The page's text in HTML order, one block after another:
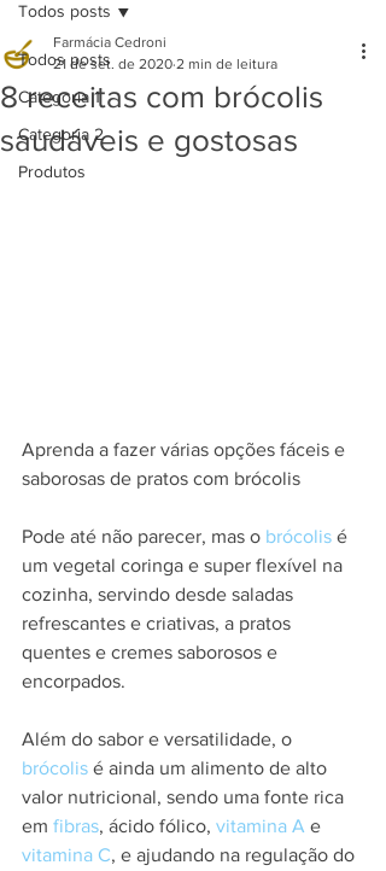
Todos posts
Categoria 1
Categoria 2
Produtos
Todos posts
8 receitas com brócolis
saudáveis e gostosas
Farmácia Cedroni
21 de set. de 2020 2 min de leitura
Aprenda a fazer várias opções fáceis e
saborosas de pratos com brócolis
Pode até não parecer, mas o brócolis é
um vegetal coringa e super flexível na
cozinha, servindo desde saladas
refrescantes e criativas, a pratos
quentes e cremes saborosos e
encorpados.
Além do sabor e versatilidade, o
brócolis é ainda um alimento de alto
valor nutricional, sendo uma fonte rica
em fibras, ácido fólico, vitamina A e
vitamina C, e ajudando na regulação do